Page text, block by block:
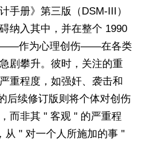
手册》第三版（DSM-III）
纳入其中，并在整个 1990
——作为心理创伤——在各类
剧攀升。彼时，关注的重
重程度，如强奸、袭击和
后续修订版则将个体对创伤
而非其 " 客观 " 的严重程
从 " 对一个人所施加的事 "